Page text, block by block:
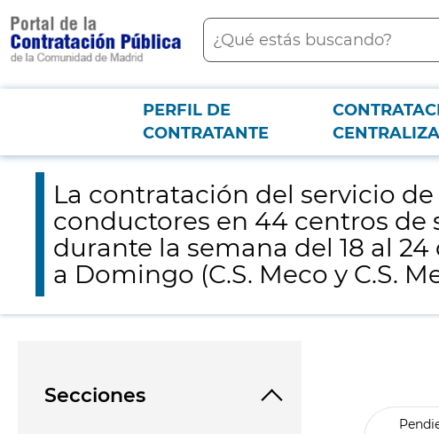
contenido
principal
Buscar
Menú PCON
PERFIL DE
CONTRATANTE
La contratación del servicio de vehículos de hasta 9 plazas, incluido
vehiculos de lunes a viernes) y 2 de Lunes a Domingo (C.S. Meco y C.S. Mejorada
La contratación del servicio
conductores en 44 centros de
durante la semana del 18 al
a Domingo (C.S. Meco y C.S.
Secciones